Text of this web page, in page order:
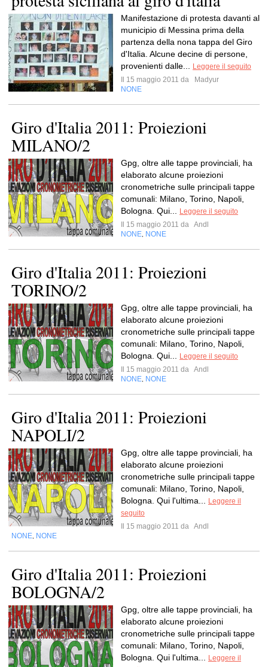
Manifestazione di protesta davanti al
municipio di Messina prima della
partenza della nona tappa del Giro
d'Italia. Alcune decine di persone,
provenienti dalle...
Leggere il seguito
Il 15 maggio 2011 da
Madyur
NONE
Giro d'Italia 2011: Proiezioni
MILANO/2
Gpg, oltre alle tappe provinciali, ha
elaborato alcune proiezioni
cronometriche sulle principali tappe
comunali: Milano, Torino, Napoli,
Bologna. Qui...
Leggere il seguito
Il 15 maggio 2011 da Andl
NONE NONE
Giro d'Italia 2011: Proiezioni
TORINO/2
Gpg, oltre alle tappe provinciali, ha
elaborato alcune proiezioni
cronometriche sulle principali tappe
comunali: Milano, Torino, Napoli,
Bologna. Qui...
Leggere il seguito
Il 15 maggio 2011 da Andl
NONE NONE
Giro d'Italia 2011: Proiezioni
NAPOLI/2
Gpg, oltre alle tappe provinciali, ha
elaborato alcune proiezioni
cronometriche sulle principali tappe
comunali: Milano, Torino, Napoli,
Bologna. Qui l'ultima...
Leggere il
seguito
Il 15 maggio 2011 da Andl
NONE NONE
Giro d'Italia 2011: Proiezioni
BOLOGNA/2
Gpg, oltre alle tappe provinciali, ha
elaborato alcune proiezioni
cronometriche sulle principali tappe
comunali: Milano, Torino, Napoli,
Bologna. Qui l'ultima...
Leggere il